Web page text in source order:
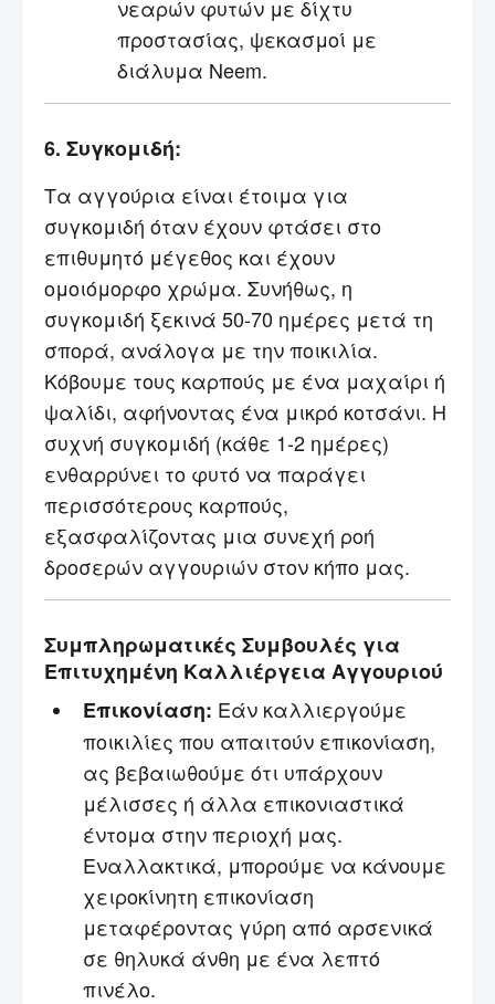
νεαρών φυτών με δίχτυ
προστασίας, ψεκασμοί με
διάλυμα Neem.
6. Συγκομιδή:
Τα αγγούρια είναι έτοιμα για
συγκομιδή όταν έχουν φτάσει στο
επιθυμητό μέγεθος και έχουν
ομοιόμορφο χρώμα. Συνήθως, η
συγκομιδή ξεκινά 50-70 ημέρες μετά τη
σπορά, ανάλογα με την ποικιλία.
Κόβουμε τους καρπούς με ένα μαχαίρι ή
ψαλίδι, αφήνοντας ένα μικρό κοτσάνι. Η
συχνή συγκομιδή (κάθε 1-2 ημέρες)
ενθαρρύνει το φυτό να παράγει
περισσότερους καρπούς,
εξασφαλίζοντας μια συνεχή ροή
δροσερών αγγουριών στον κήπο μας.
Συμπληρωματικές Συμβουλές για
Επιτυχημένη Καλλιέργεια Αγγουριού
Επικονίαση: Εάν καλλιεργούμε
ποικιλίες που απαιτούν επικονίαση,
ας βεβαιωθούμε ότι υπάρχουν
μέλισσες ή άλλα επικονιαστικά
έντομα στην περιοχή μας.
Εναλλακτικά, μπορούμε να κάνουμε
χειροκίνητη επικονίαση
μεταφέροντας γύρη από αρσενικά
σε θηλυκά άνθη με ένα λεπτό
πινέλο.